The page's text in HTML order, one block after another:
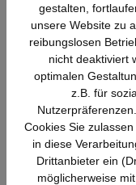
Schnelle
Bundesweit
gestalten,
unsere Website zu
reibungslosen
nicht deaktiviert
optimalen
z.B. für
Cookies Sie
in diese
Drittanbieter ein
möglicherweise